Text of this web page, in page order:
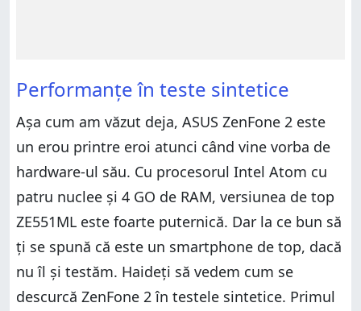
Performanțe în teste sintetice
Așa cum am văzut deja, ASUS ZenFone 2 este
un erou printre eroi atunci când vine vorba de
hardware-ul său. Cu procesorul Intel Atom cu
patru nuclee și 4 GO de RAM, versiunea de top
ZE551ML este foarte puternică. Dar la ce bun să
ți se spună că este un smartphone de top, dacă
nu îl și testăm. Haideți să vedem cum se
descurcă ZenFone 2 în testele sintetice. Primul